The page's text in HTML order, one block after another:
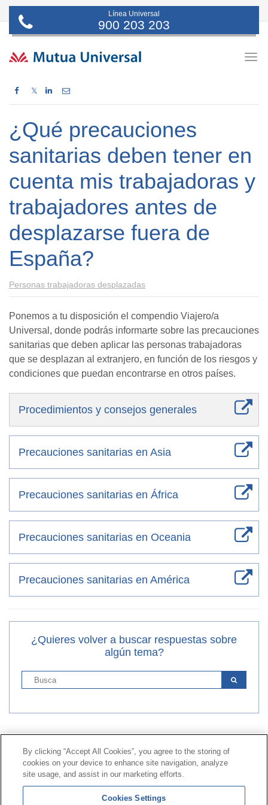
Línea Universal
900 203 203
𝕏
¿Qué precauciones
sanitarias deben tener en
cuenta mis trabajadoras y
trabajadores antes de
desplazarse fuera de
España?
Personas trabajadoras desplazadas
Ponemos a tu disposición el compendio Viajero/a
Universal, donde podrás informarte sobre las precauciones
sanitarias que deben aplicar las personas trabajadoras
que se desplazan al extranjero, en función de los riesgos y
condiciones que puedan encontrarse en otros países.
Procedimientos y consejos generales
Precauciones sanitarias en Asia
Precauciones sanitarias en África
Precauciones sanitarias en Oceania
Precauciones sanitarias en América
¿Quieres volver a buscar respuestas sobre
algún tema?
Línea Universal 900 203 203|Zona Privada Comisión de
Prestaciones Especiales|Zona Privada Proveedor
Sanitario
By clicking “Accept All Cookies”, you agree to the storing of
cookies on your device to enhance site navigation, analyze
site usage, and assist in our marketing efforts.
Cookies Settings